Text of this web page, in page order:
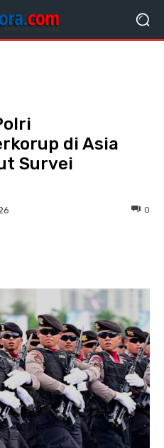
di Asia
Survei
0